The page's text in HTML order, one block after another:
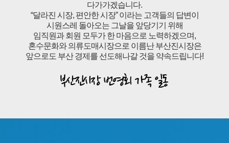
다가가겠습니다.
“달라진 시장, 편안한 시장” 이라는 고객들의 답변이
시원스레 돌아오는 그날을 앞당기기 위해
임직원과 회원 모두가 한 마음으로 노력하겠으며,
혼수문화와 의류도매시장으로 이름난 부산진시장은
앞으로도 부산 경제를 선도해나갈 것을 약속드립니다!